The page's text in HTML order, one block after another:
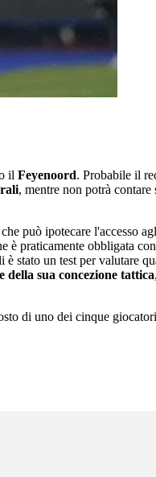
il Feyenoord. Probabile il
, mentre non potrà
può ipotecare l'accesso
è praticamente obbligata con
è stato un test per valutare
sua concezione tattica
di uno dei cinque